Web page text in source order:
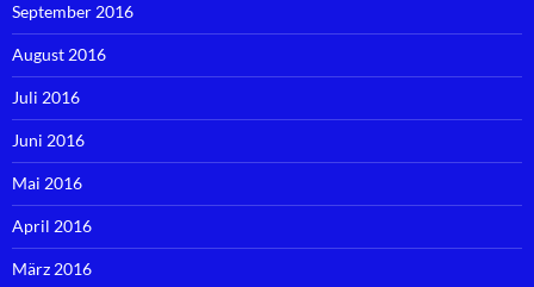
September 2016
August 2016
Juli 2016
Juni 2016
Mai 2016
April 2016
März 2016